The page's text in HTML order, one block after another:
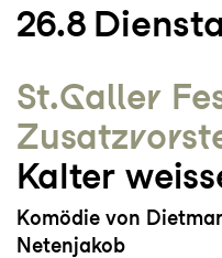
26.8
St.Galler
Kalter
Komödie von
Netenjakob